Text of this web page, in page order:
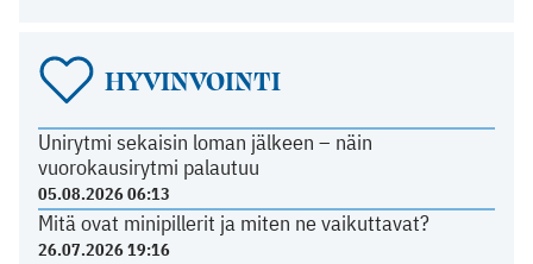
HYVINVOINTI
Unirytmi sekaisin loman jälkeen – näin
vuorokausirytmi palautuu
05.08.2026 06:13
Mitä ovat minipillerit ja miten ne vaikuttavat?
26.07.2026 19:16